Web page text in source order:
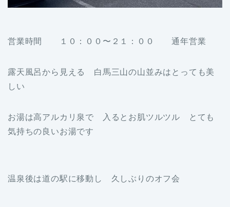
営業時間 １０：００〜２１：００ 通年営業
露天風呂から見える 白馬三山の山並みはとっても美
しい
お湯は高アルカリ泉で 入るとお肌ツルツル とても
気持ちの良いお湯です
温泉後は道の駅に移動し 久しぶりのオフ会